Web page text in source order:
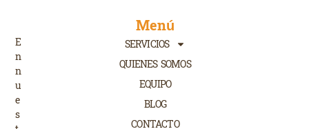
E
n
n
u
e
s
Menú
SERVICIOS
QUIENES SOMOS
EQUIPO
BLOG
CONTACTO